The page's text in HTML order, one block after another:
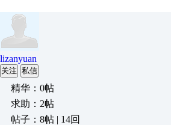
lizanyuan
关注 私信
精华：0帖
求助：2帖
帖子：8帖 | 14回